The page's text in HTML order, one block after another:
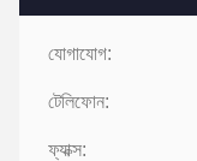
যোগাযোগ:
টেলিফোন:
ফ্যাক্স: